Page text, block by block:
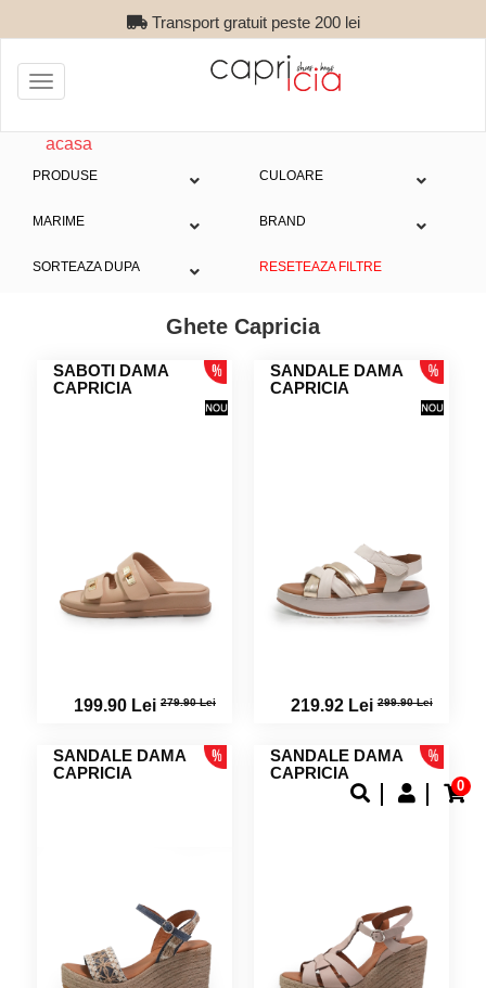
Transport gratuit peste 200 lei
0
Toggle
navigation
acasa
PRODUSE CULOARE
MARIME BRAND
SORTEAZA DUPA RESETEAZA FILTRE
Ghete Capricia
SABOTI DAMA
CAPRICIA
199.90 Lei 279.90 Lei
SANDALE DAMA
CAPRICIA
219.92 Lei299.90 Lei
SANDALE DAMA
CAPRICIA
SANDALE DAMA
CAPRICIA